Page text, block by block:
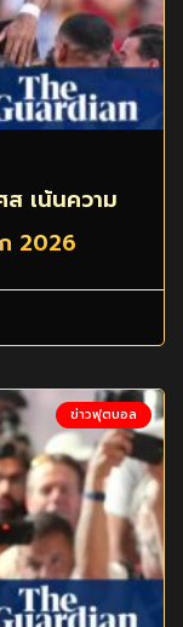
เน้นความ
2026
ข่าวฟุตบอล